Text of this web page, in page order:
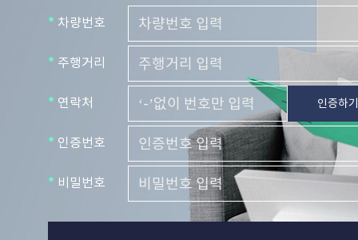
* 차량번호
* 주행거리
* 연락처 인증하기
* 인증번호
* 비밀번호